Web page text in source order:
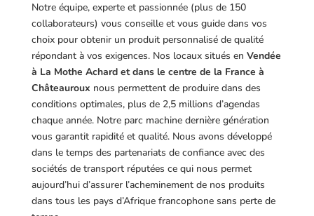
Notre équipe, experte et passionnée (plus de 150
collaborateurs) vous conseille et vous guide dans vos
choix pour obtenir un produit personnalisé de qualité
répondant à vos exigences. Nos locaux situés en Vendée
à La Mothe Achard et dans le centre de la France à
Châteauroux nous permettent de produire dans des
conditions optimales, plus de 2,5 millions d’agendas
chaque année. Notre parc machine dernière génération
vous garantit rapidité et qualité. Nous avons développé
dans le temps des partenariats de confiance avec des
sociétés de transport réputées ce qui nous permet
aujourd’hui d’assurer l’acheminement de nos produits
dans tous les pays d’Afrique francophone sans perte de